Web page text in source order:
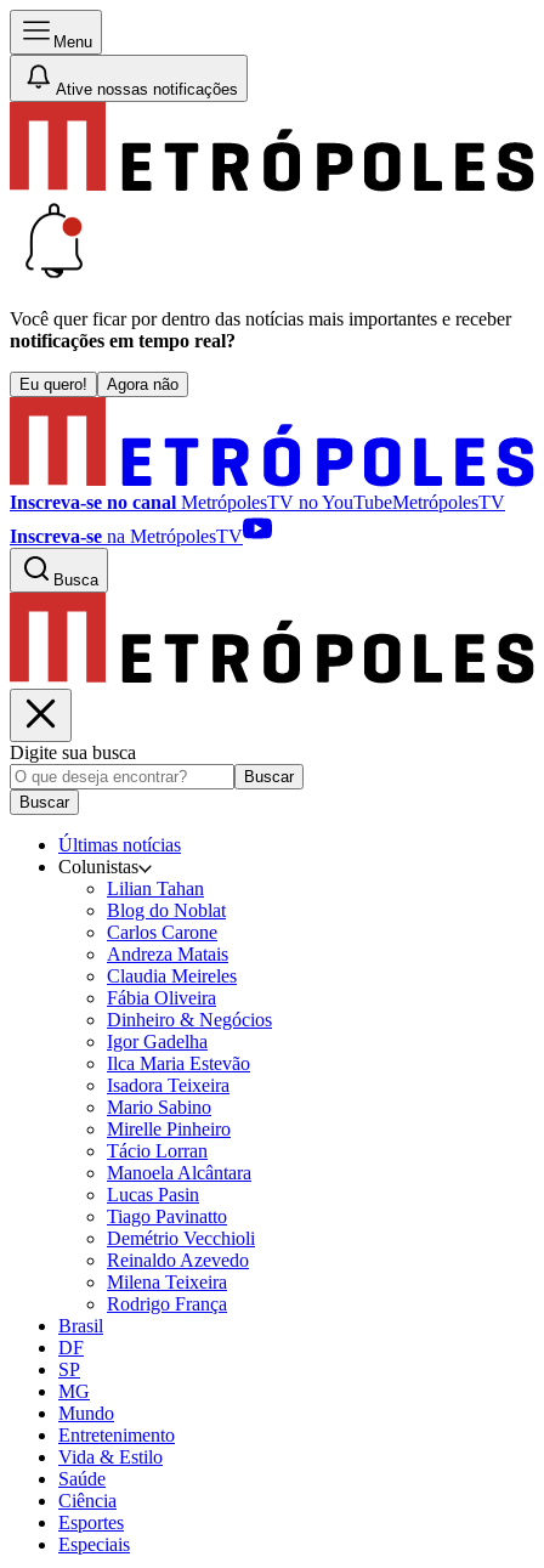
Menu
Ative nossas notificações
Você quer ficar por dentro das notícias mais importantes e receber
notificações em tempo real?
Eu quero! Agora não
Inscreva-se no canal MetrópolesTV noYouTubeMetrópolesTV
Inscreva-se na MetrópolesTV
Busca
Digite sua busca
Buscar
Buscar
Últimas notícias
Colunistas
Lilian Tahan
Blog do Noblat
Carlos Carone
Andreza Matais
Claudia Meireles
Fábia Oliveira
Dinheiro & Negócios
Igor Gadelha
Ilca Maria Estevão
Isadora Teixeira
Mario Sabino
Mirelle Pinheiro
Tácio Lorran
Manoela Alcântara
Lucas Pasin
Tiago Pavinatto
Demétrio Vecchioli
Reinaldo Azevedo
Milena Teixeira
Rodrigo França
Brasil
DF
SP
MG
Mundo
Entretenimento
Vida & Estilo
Saúde
Ciência
Esportes
Especiais